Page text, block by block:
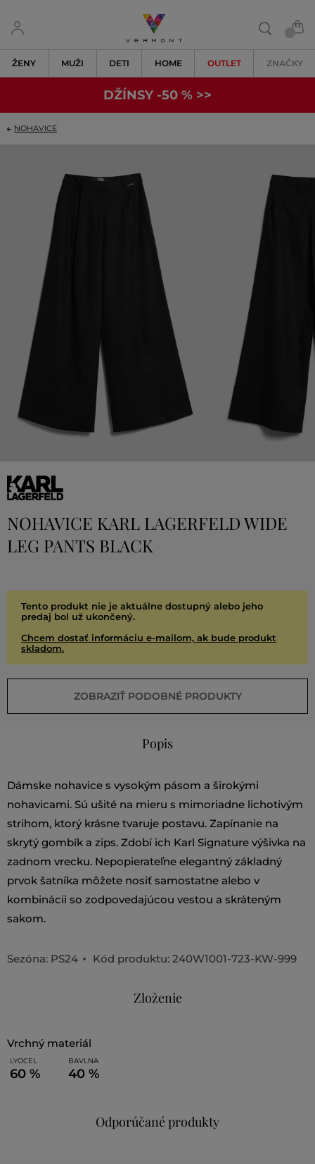
ŽENY MUŽI DETI HOME OUTLET ZNAČKY
DŽÍNSY -50 % >>
NOHAVICE
NOHAVICE KARL LAGERFELD WIDE
LEG PANTS BLACK
Tento produkt nie je aktuálne dostupný alebo jeho
predaj bol už ukončený.
Chcem dostať informáciu e-mailom, ak bude produkt
skladom.
ZOBRAZIŤ PODOBNÉ PRODUKTY
Popis
Dámske nohavice s vysokým pásom a širokými
nohavicami. Sú ušité na mieru s mimoriadne lichotivým
strihom, ktorý krásne tvaruje postavu. Zapínanie na
skrytý gombík a zips. Zdobí ich Karl Signature výšivka na
zadnom vrecku. Nepopierateľne elegantný základný
prvok šatníka môžete nosiť samostatne alebo v
kombinácii so zodpovedajúcou vestou a skráteným
sakom.
Sezóna: PS24 Kód produktu: 240W1001-723-KW-999
Zloženie
vrchný materiál
LYOCEL
60 %
BAVLNA
40 %
Odporúčané produkty